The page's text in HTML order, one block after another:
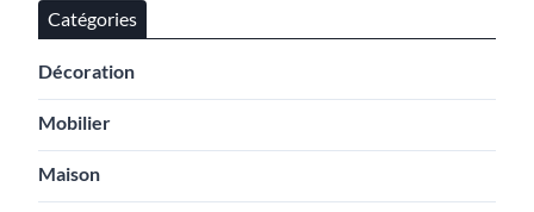
Catégories
Décoration
Mobilier
Maison